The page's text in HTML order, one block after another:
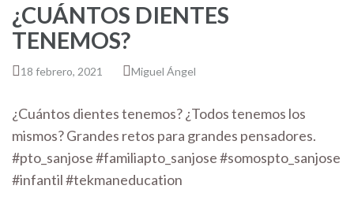
¿CUÁNTOS DIENTES
TENEMOS?
18 febrero, 2021 Miguel Ángel
¿Cuántos dientes tenemos? ¿Todos tenemos los
mismos? Grandes retos para grandes pensadores.
#pto_sanjose #familiapto_sanjose #somospto_sanjose
#infantil #tekmaneducation